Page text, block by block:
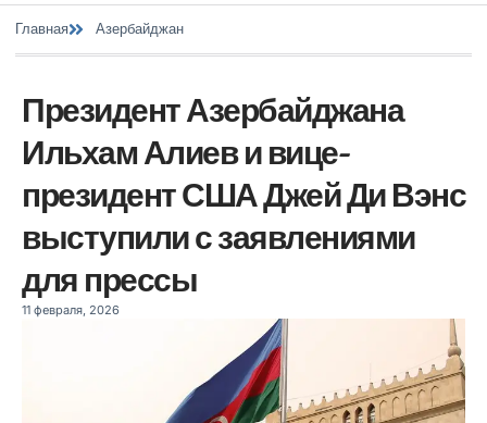
Главная Азербайджан
Президент Азербайджана
Ильхам Алиев и вице-
президент США Джей Ди Вэнс
выступили с заявлениями
для прессы
11 февраля, 2026